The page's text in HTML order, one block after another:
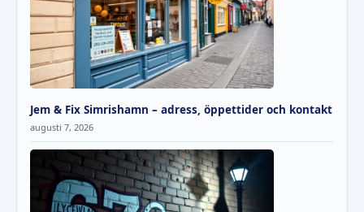
Jem & Fix Simrishamn – adress, öppettider och kontakt
augusti 7, 2026